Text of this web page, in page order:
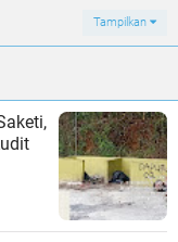
Tampilkan